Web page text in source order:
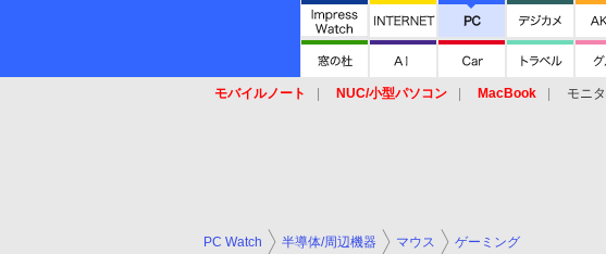
モバイルノート NUC/小型パソコン MacBook モニ
PC Watch 半導体/周辺機器 マウス ゲーミング